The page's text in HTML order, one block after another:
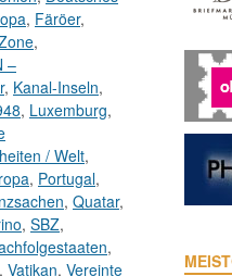
, Färöer,
,
–
, Kanal-Inseln,
, Luxemburg,
/ Welt,
, Portugal,
, Quatar,
, SBZ,
,
, Vatikan, Vereinte